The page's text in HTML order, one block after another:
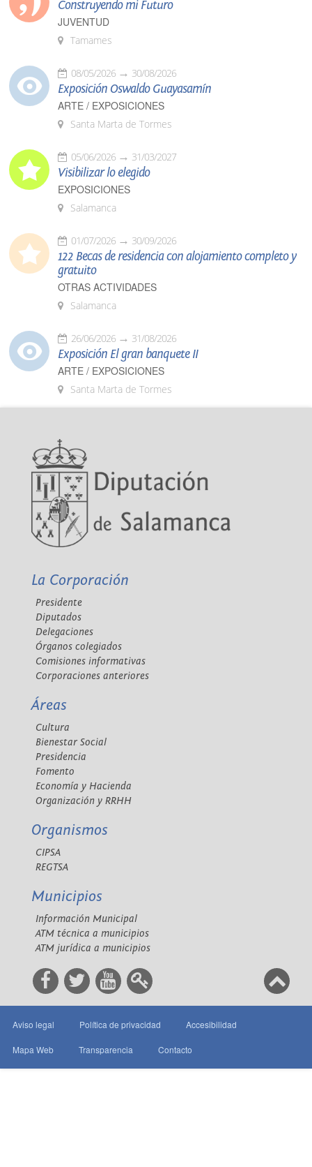
Construyendo mi Futuro
JUVENTUD
Tamames
08/05/2026 30/08/2026
Exposición Oswaldo Guayasamín
ARTE / EXPOSICIONES
Santa Marta de Tormes
05/06/2026 31/03/2027
Visibilizar lo elegido
EXPOSICIONES
Salamanca
01/07/2026 30/09/2026
122 Becas de residencia con alojamiento completo y
gratuito
OTRAS ACTIVIDADES
Salamanca
26/06/2026 31/08/2026
Exposición El gran banquete II
ARTE / EXPOSICIONES
Santa Marta de Tormes
La Corporación
Presidente
Diputados
Delegaciones
Órganos colegiados
Comisiones informativas
Corporaciones anteriores
Áreas
Cultura
Bienestar Social
Presidencia
Fomento
Economía y Hacienda
Organización y RRHH
Organismos
CIPSA
REGTSA
Municipios
Información Municipal
ATM técnica a municipios
ATM jurídica a municipios
Aviso legal Política de privacidad Accesibilidad
Mapa Web Transparencia Contacto